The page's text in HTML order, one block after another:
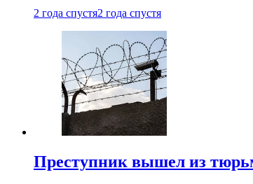
2 года спустя2 года спустя
Преступник вышел из